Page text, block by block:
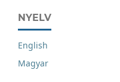
NYELV
English
Magyar